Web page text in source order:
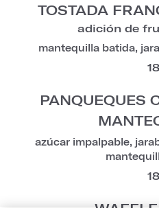
TOSTADA
adición de
mantequilla batida,
18
PANQUEQUES
azúcar impalpable,
18